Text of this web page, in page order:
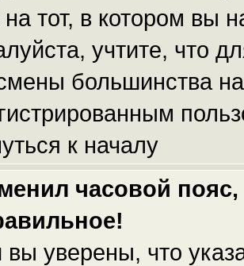
на тот, в котором вы
учтите, что
большинства
к началу
часовой
вы уверены, что